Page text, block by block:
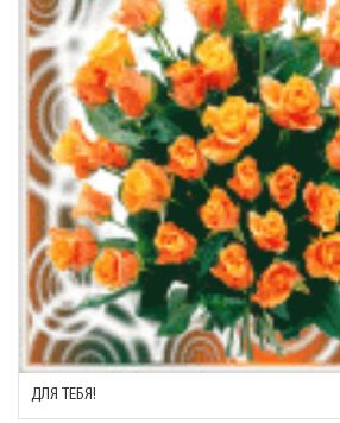
ДЛЯ ТЕБЯ!